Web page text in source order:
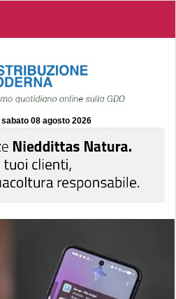
sabato 08 agosto 2026